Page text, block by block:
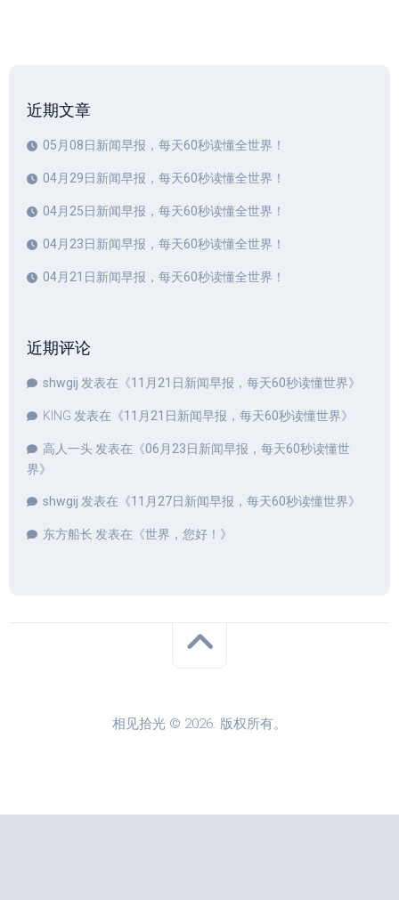
近期文章
05月08日新闻早报，每天60秒读懂全世界！
04月29日新闻早报，每天60秒读懂全世界！
04月25日新闻早报，每天60秒读懂全世界！
04月23日新闻早报，每天60秒读懂全世界！
04月21日新闻早报，每天60秒读懂全世界！
近期评论
shwgij 发表在《11月21日新闻早报，每天60秒读懂世界》
KING 发表在《11月21日新闻早报，每天60秒读懂世界》
高人一头发表在《06月23日新闻早报，每天60秒读懂世
界》
shwgij 发表在《11月27日新闻早报，每天60秒读懂世界》
东方船长 发表在《世界，您好！ 》
相见拾光 © 2026. 版权所有。